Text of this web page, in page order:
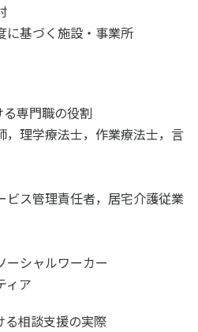
基づく施設・事業所
専門職の役割
理学療法士，作業療法士，言
ス管理責任者，居宅介護従業
シャルワーカー
ィア
相談支援の実際